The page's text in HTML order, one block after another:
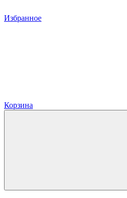
Избранное
Корзина